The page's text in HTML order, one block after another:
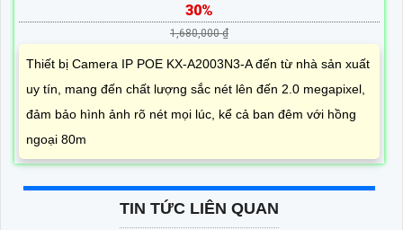
30%
1,680,000 ₫
Thiết bị Camera IP POE KX-A2003N3-A đến từ nhà sản xuất
uy tín, mang đến chất lượng sắc nét lên đến 2.0 megapixel,
đảm bảo hình ảnh rõ nét mọi lúc, kể cả ban đêm với hồng
ngoại 80m
TIN TỨC LIÊN QUAN